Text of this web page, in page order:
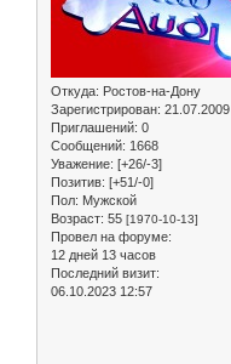
Откуда: Ростов-на-Дону
Зарегистрирован: 21.07.2009
Приглашений: 0
Сообщений: 1668
Уважение: [+26/-3]
Позитив: [+51/-0]
Пол: Мужской
Возраст: 55 [1970-10-13]
Провел на форуме:
12 дней 13 часов
Последний визит:
06.10.2023 12:57